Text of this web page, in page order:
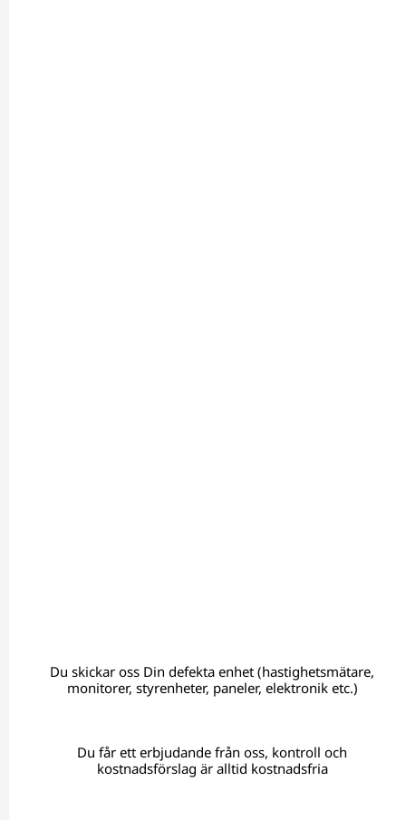
Du skickar oss Din defekta enhet (hastighetsmätare,
monitorer, styrenheter, paneler, elektronik etc.)
Du får ett erbjudande från oss, kontroll och
kostnadsförslag är alltid kostnadsfria